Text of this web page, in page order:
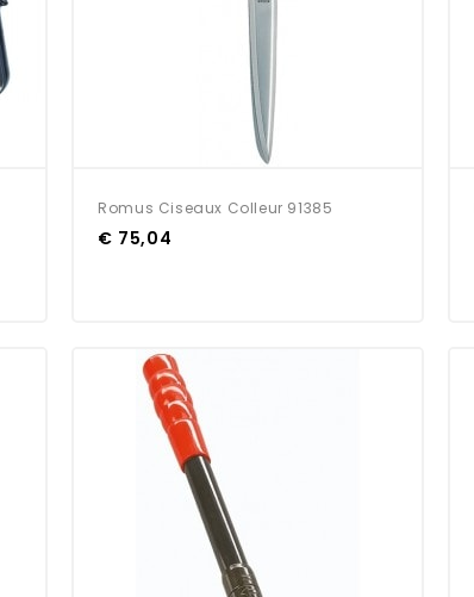
Romus Ciseaux Colleur 91385
€ 75,04